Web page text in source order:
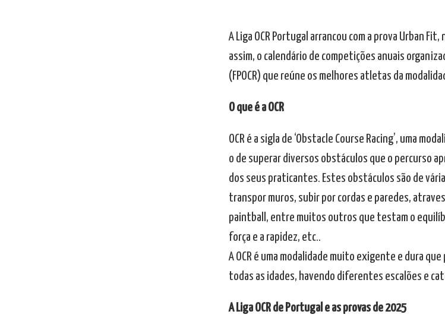
A Liga OCR Portugal arrancou com a prova Urban
assim, o calendário de competições anuais
(FPOCR) que reúne os melhores atletas da
O que é a OCR
OCR é a sigla de ‘Obstacle Course Racing’, uma
o de superar diversos obstáculos que o percurso
dos seus praticantes. Estes obstáculos são de
transpor muros, subir por cordas e paredes,
paintball, entre muitos outros que testam o
força e a rapidez, etc..
A OCR é uma modalidade muito exigente e dura
todas as idades, havendo diferentes escalões e
A Liga OCR de Portugal e as provas de 2025